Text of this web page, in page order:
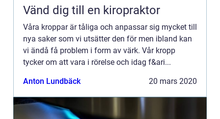
Vänd dig till en kiropraktor
Våra kroppar är tåliga och anpassar sig mycket till
nya saker som vi utsätter den för men ibland kan
vi ändå få problem i form av värk. Vår kropp
tycker om att vara i rörelse och idag f&ari...
Anton Lundbäck 20 mars 2020